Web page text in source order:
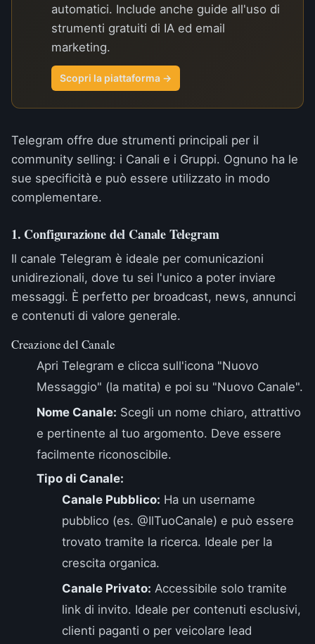
automatici. Include anche guide all'uso di
strumenti gratuiti di IA ed email
marketing.
Scopri la piattaforma →
Telegram offre due strumenti principali per il
community selling: i Canali e i Gruppi. Ognuno ha le
sue specificità e può essere utilizzato in modo
complementare.
1. Configurazione del Canale Telegram
Il canale Telegram è ideale per comunicazioni
unidirezionali, dove tu sei l'unico a poter inviare
messaggi. È perfetto per broadcast, news, annunci
e contenuti di valore generale.
Creazione del Canale
Apri Telegram e clicca sull'icona "Nuovo
Messaggio" (la matita) e poi su "Nuovo Canale".
Nome Canale: Scegli un nome chiaro, attrattivo
e pertinente al tuo argomento. Deve essere
facilmente riconoscibile.
Tipo di Canale:
Canale Pubblico: Ha un username
pubblico (es. @IlTuoCanale) e può essere
trovato tramite la ricerca. Ideale per la
crescita organica.
Canale Privato: Accessibile solo tramite
link di invito. Ideale per contenuti esclusivi,
clienti paganti o per veicolare lead